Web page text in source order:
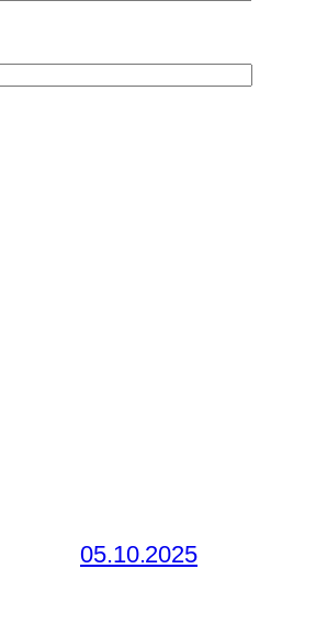
05.10.2025